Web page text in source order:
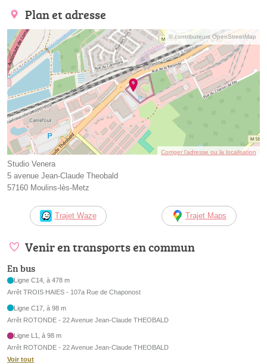
Plan et adresse
© contributeurs OpenStreetMap
Corriger l’adresse ou la localisation
Studio Venera
5 avenue Jean-Claude Theobald
57160 Moulins-lès-Metz
Trajet Waze Trajet Maps
Venir en transports en commun
En bus
Ligne C14, à 478 m
Arrêt TROIS HAIES - 107a Rue de Chaponost
Ligne C17, à 98 m
Arrêt ROTONDE - 22 Avenue Jean-Claude THEOBALD
Ligne L1, à 98 m
Arrêt ROTONDE - 22 Avenue Jean-Claude THEOBALD
Voir tout